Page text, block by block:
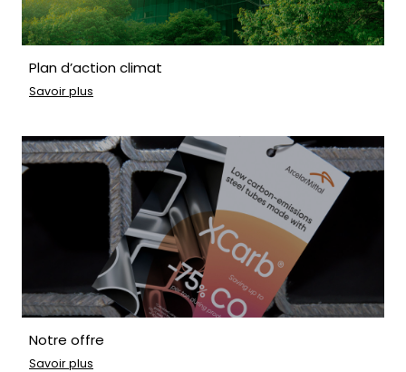
Plan d’action climat
Savoir plus
Notre offre
Savoir plus